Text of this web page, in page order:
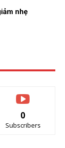
nhẹ
0
Subscribers